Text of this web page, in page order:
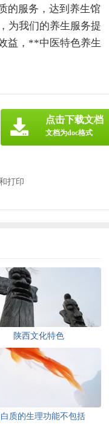
的服务，达到养生馆
为我们的养生服务提
益，**中医特色养生
打印
点击下载文档
文档为doc格式
陕西文化特色
质的生理功能不包括